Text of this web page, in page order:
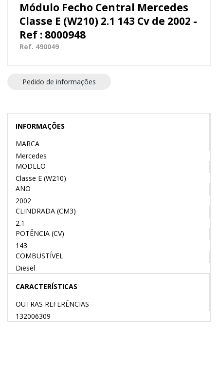
Módulo Fecho Central Mercedes
Classe E (W210) 2.1 143 Cv de 2002 -
Ref : 8000948
Ref. 490049
Pedido de informações
INFORMAÇÕES
MARCA
Mercedes
MODELO
Classe E (W210)
ANO
2002
CLINDRADA (CM3)
2.1
POTÊNCIA (CV)
143
COMBUSTÍVEL
Diesel
CARACTERÍSTICAS
OUTRAS REFERÊNCIAS
132006309